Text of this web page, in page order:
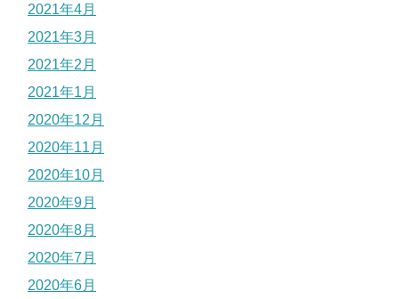
2021年4月
2021年3月
2021年2月
2021年1月
2020年12月
2020年11月
2020年10月
2020年9月
2020年8月
2020年7月
2020年6月